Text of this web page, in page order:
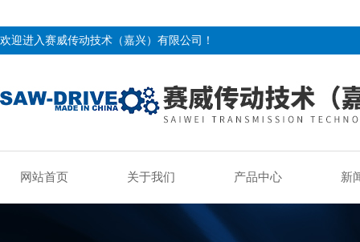
欢迎进入赛威传动技术（嘉兴）有限公司！
网站首页 关于我们 产品中心 新